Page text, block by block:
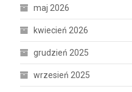
maj 2026
kwiecień 2026
grudzień 2025
wrzesień 2025